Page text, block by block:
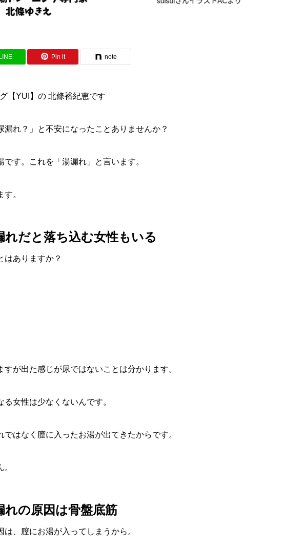
Pin it note
【YUI】の 北條裕紀恵です
れ？」と不安になったことありませんか？
す。これを「湯漏れ」と言います。
。
だと落ち込む女性もいる
はありますか？
が出た感じが尿ではないことは分かります。
女性は少なくないんです。
はなく膣に入ったお湯が出てきたからです。
の原因は骨盤底筋
、膣にお湯が入ってしまうから。